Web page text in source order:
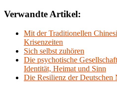
Verwandte Artikel:
Mit der Traditionellen
Krisenzeiten
Sich selbst zuhören
Die psychotische
Identität, Heimat und Sinn
Die Resilienz der Deutschen